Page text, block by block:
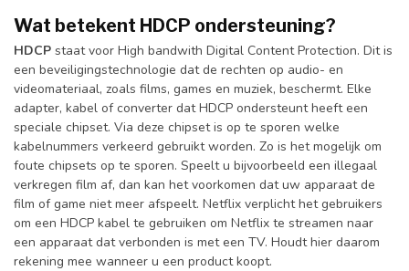
Wat betekent HDCP ondersteuning?
HDCP staat voor High bandwith Digital Content Protection. Dit is
een beveiligingstechnologie dat de rechten op audio- en
videomateriaal, zoals films, games en muziek, beschermt. Elke
adapter, kabel of converter dat HDCP ondersteunt heeft een
speciale chipset. Via deze chipset is op te sporen welke
kabelnummers verkeerd gebruikt worden. Zo is het mogelijk om
foute chipsets op te sporen. Speelt u bijvoorbeeld een illegaal
verkregen film af, dan kan het voorkomen dat uw apparaat de
film of game niet meer afspeelt. Netflix verplicht het gebruikers
om een HDCP kabel te gebruiken om Netflix te streamen naar
een apparaat dat verbonden is met een TV. Houdt hier daarom
rekening mee wanneer u een product koopt.